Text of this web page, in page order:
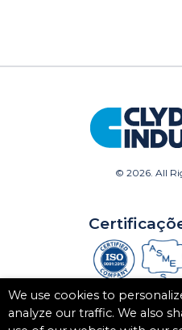
© 2026. All
We use cookies to
analyze our traffic. We also